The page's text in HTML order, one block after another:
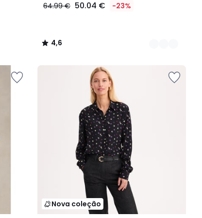
64.99 € 50.04 € -23%
4,6
/
Nova coleção